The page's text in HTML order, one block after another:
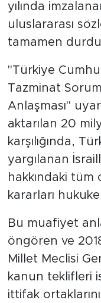
yılında
uluslararası
tamamen
​"Türkiye
Tazminat
Anlaşması"
aktarılan 20
karşılığında,
yargılanan
hakkındaki tüm
kararları
​Bu muafiyet
öngören ve
Millet Meclisi
kanun teklifleri
ittifak